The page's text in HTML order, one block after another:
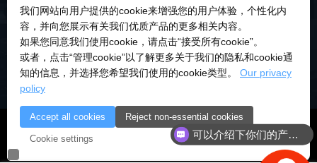
© 2018-2026 深圳市研伟科技有限公司 版权所有 |粤ICP备
18028922号-3
粤公安备：10000
我们网站向用户提供的cookie来增强您的用户体验，个性化内
容，并向您展示有关我们优质产品的更多相关内容。
如果您同意我们使用cookie，请点击“接受所有cookie”。
或者，点击“管理cookie”以了解更多关于我们的隐私和cookie通
知的信息，并选择您希望我们使用的cookie类型。 Our privacy
policy
Accept all cookies Reject non-essential cookies
Cookie settings 可以介绍下你们的产品么